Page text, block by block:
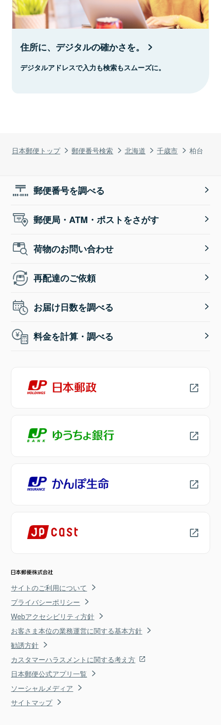
日本郵便トップ 郵便番号検索 北海道 千歳市 柏台
住所に、デジタルの確かさを。
デジタルアドレスで入力も検索もスムーズに。
郵便番号を調べる
郵便局・ATM・ポストをさがす
荷物のお問い合わせ
再配達のご依頼
お届け日数を調べる
料金を計算・調べる
サイトのご利用について
プライバシーポリシー
Webアクセシビリティ方針
お客さま本位の業務運営に関する基本方針
勧誘方針
カスタマーハラスメントに関する考え方
日本郵便公式アプリ一覧
ソーシャルメディア
サイトマップ